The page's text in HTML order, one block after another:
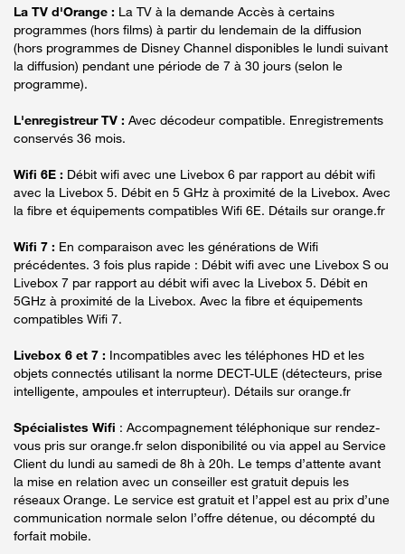
La TV d'Orange : La TV à la demande Accès à certains
programmes (hors films) à partir du lendemain de la diffusion
(hors programmes de Disney Channel disponibles le lundi suivant
la diffusion) pendant une période de 7 à 30 jours (selon le
programme).
L'enregistreur TV : Avec décodeur compatible. Enregistrements
conservés 36 mois.
Wifi 6E : Débit wifi avec une Livebox 6 par rapport au débit wifi
avec la Livebox 5. Débit en 5 GHz à proximité de la Livebox. Avec
la fibre et équipements compatibles Wifi 6E. Détails sur orange.fr
Wifi 7 : En comparaison avec les générations de Wifi
précédentes. 3 fois plus rapide : Débit wifi avec une Livebox S ou
Livebox 7 par rapport au débit wifi avec la Livebox 5. Débit en
5GHz à proximité de la Livebox. Avec la fibre et équipements
compatibles Wifi 7.
Livebox 6 et 7 : Incompatibles avec les téléphones HD et les
objets connectés utilisant la norme DECT-ULE (détecteurs, prise
intelligente, ampoules et interrupteur). Détails sur orange.fr
Spécialistes Wifi : Accompagnement téléphonique sur rendez-
vous pris sur orange.fr selon disponibilité ou via appel au Service
Client du lundi au samedi de 8h à 20h. Le temps d’attente avant
la mise en relation avec un conseiller est gratuit depuis les
réseaux Orange. Le service est gratuit et l’appel est au prix d’une
communication normale selon l’offre détenue, ou décompté du
forfait mobile.